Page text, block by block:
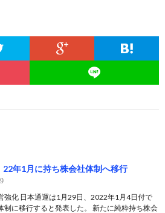
22年1月に持ち株会社体制へ移行
強化 日本通運は1月29日、2022年1月4日付で
制に移行すると発表した。 新たに純粋持ち株会